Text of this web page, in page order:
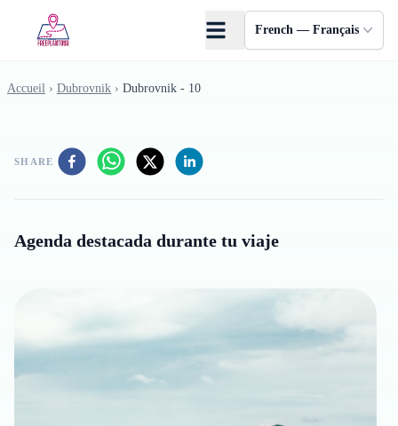
French — Français
Accueil › Dubrovnik › Dubrovnik - 10
SHARE
Agenda destacada durante tu viaje